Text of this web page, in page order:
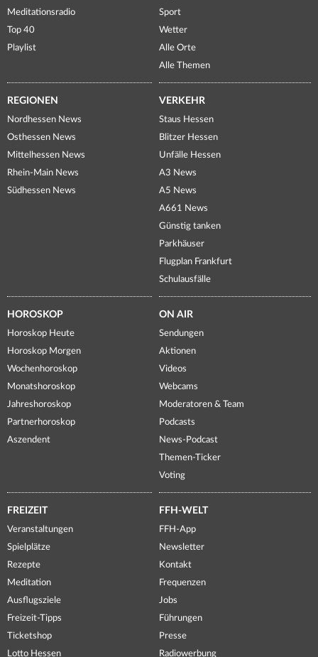
Meditationsradio
Top 40
Playlist
Sport
Wetter
Alle Orte
Alle Themen
REGIONEN
Nordhessen News
Osthessen News
Mittelhessen News
Rhein-Main News
Südhessen News
VERKEHR
Staus Hessen
Blitzer Hessen
Unfälle Hessen
A3 News
A5 News
A661 News
Günstig tanken
Parkhäuser
Flugplan Frankfurt
Schulausfälle
HOROSKOP
Horoskop Heute
Horoskop Morgen
Wochenhoroskop
Monatshoroskop
Jahreshoroskop
Partnerhoroskop
Aszendent
ON AIR
Sendungen
Aktionen
Videos
Webcams
Moderatoren & Team
Podcasts
News-Podcast
Themen-Ticker
Voting
FREIZEIT
Veranstaltungen
Spielplätze
Rezepte
Meditation
Ausflugsziele
Freizeit-Tipps
Ticketshop
Lotto Hessen
FFH-WELT
FFH-App
Newsletter
Kontakt
Frequenzen
Jobs
Führungen
Presse
Radiowerbung